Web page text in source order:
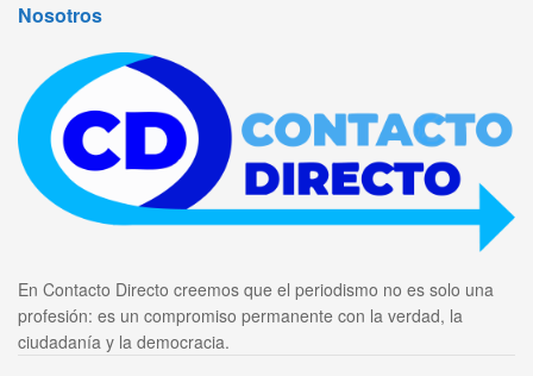
Nosotros
En Contacto Directo creemos que el periodismo no es solo una
profesión: es un compromiso permanente con la verdad, la
ciudadanía y la democracia.